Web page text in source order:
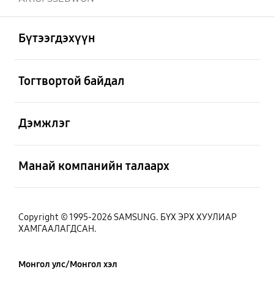
Бүтээгдэхүүн
Тогтвортой байдал
Дэмжлэг
Манай компанийн талаарх
Copyright © 1995-2026 SAMSUNG. БҮХ ЭРХ ХУУЛИАР
ХАМГААЛАГДСАН.
Монгол улс/Монгол хэл